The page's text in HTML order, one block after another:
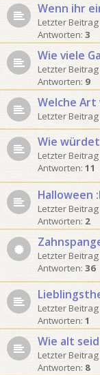
Wenn ihr
Letzter
Antworten: 3
Wie viele
Letzter
Antworten: 9
Welche
Letzter
Wie
Letzter
Antworten: 11
Halloween
Letzter
Antworten: 2
Letzter
Antworten: 36
Letzter
Antworten: 1
Wie alt
Letzter
Antworten: 8